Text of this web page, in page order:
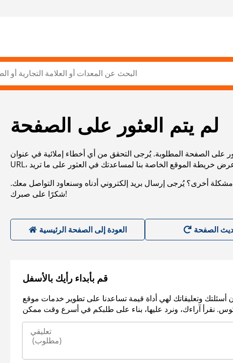
لم يتم العثور على الصفحة
على الصفحة المطلوبة. يُرجى التحقق من أي أخطاء إملائية في عنوان
أخرى؟ يُرجى إرسال بريد إلكتروني أدناه وسنعاود التواصل معك.
شكرًا على صبرك!
العودة إلى الصفحة الرئيسية
قم بأبداء رأيك بالأسفل
أسئلتك وتعليقاتك لهي أداة قيمة تساعدنا على تطوير خدمات موقع